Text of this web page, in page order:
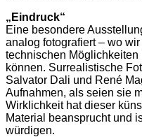
„Eindruck“
Eine besondere
analog fotografiert – wo
technischen Möglichkeiten
können. Surrealistische
Salvator Dali und René
Aufnahmen, als seien sie
Wirklichkeit hat dieser
Material beansprucht und
würdigen.